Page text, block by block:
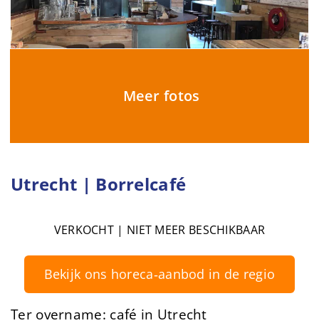
Meer fotos
Utrecht | Borrelcafé
VERKOCHT | NIET MEER BESCHIKBAAR
Bekijk ons horeca‑aanbod in de regio
Ter overname: café in Utrecht